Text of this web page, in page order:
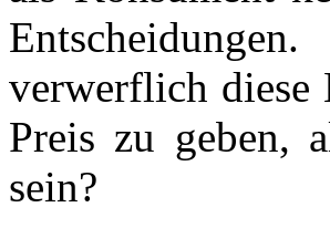
verwerflich diese
Preis zu geben,
sein?